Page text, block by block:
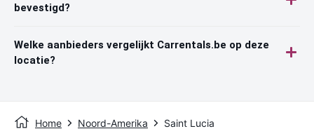
bevestigd?
Welke aanbieders vergelijkt Carrentals.be op deze
locatie?
Home Noord-Amerika Saint Lucia